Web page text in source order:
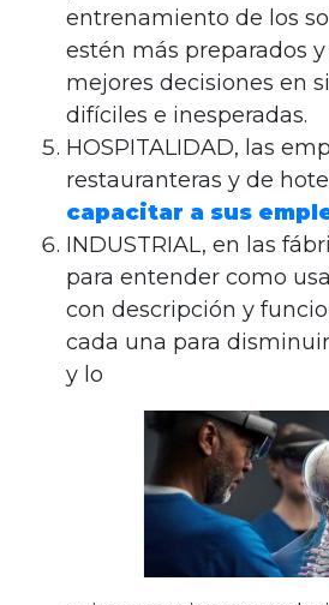
entrenamiento de los
estén más preparados
mejores decisiones en
difíciles e inesperadas.
HOSPITALIDAD, las
restauranteras y de
capacitar a sus
INDUSTRIAL, en las
para entender como
con descripción y
cada una para
y lo